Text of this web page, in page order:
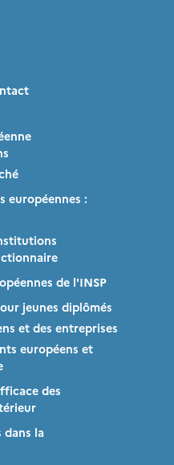
européennes :
de l'INSP
jeunes diplômés
et des entreprises
européens et
des
dans la